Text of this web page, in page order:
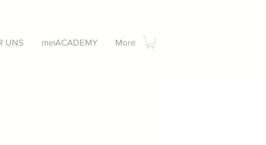
UNS meiACADEMY More